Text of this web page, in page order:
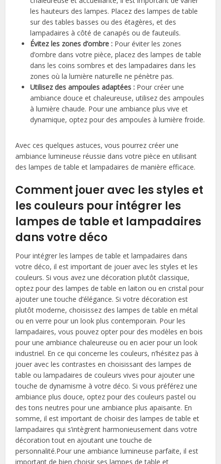
les hauteurs des lampes. Placez des lampes de table
sur des tables basses ou des étagères, et des
lampadaires à côté de canapés ou de fauteuils.
Évitez les zones d’ombre : Pour éviter les zones
d’ombre dans votre pièce, placez des lampes de table
dans les coins sombres et des lampadaires dans les
zones où la lumière naturelle ne pénètre pas.
Utilisez des ampoules adaptées : Pour créer une
ambiance douce et chaleureuse, utilisez des ampoules
à lumière chaude. Pour une ambiance plus vive et
dynamique, optez pour des ampoules à lumière froide.
Avec ces quelques astuces, vous pourrez créer une
ambiance lumineuse réussie dans votre pièce en utilisant
des lampes de table et lampadaires de manière efficace.
Comment jouer avec les styles et
les couleurs pour intégrer les
lampes de table et lampadaires
dans votre déco
Pour intégrer les lampes de table et lampadaires dans
votre déco, il est important de jouer avec les styles et les
couleurs. Si vous avez une décoration plutôt classique,
optez pour des lampes de table en laiton ou en cristal pour
ajouter une touche d’élégance. Si votre décoration est
plutôt moderne, choisissez des lampes de table en métal
ou en verre pour un look plus contemporain. Pour les
lampadaires, vous pouvez opter pour des modèles en bois
pour une ambiance chaleureuse ou en acier pour un look
industriel. En ce qui concerne les couleurs, n’hésitez pas à
jouer avec les contrastes en choisissant des lampes de
table ou lampadaires de couleurs vives pour ajouter une
touche de dynamisme à votre déco. Si vous préférez une
ambiance plus douce, optez pour des couleurs pastel ou
des tons neutres pour une ambiance plus apaisante. En
somme, il est important de choisir des lampes de table et
lampadaires qui s’intègrent harmonieusement dans votre
décoration tout en ajoutant une touche de
personnalité.Pour une ambiance lumineuse parfaite, il est
important de bien choisir ses lampes de table et